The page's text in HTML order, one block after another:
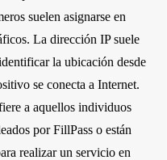
suelen asignarse en
La dirección IP suele
la ubicación desde
se conecta a Internet.
a aquellos individuos
por FillPass o están
realizar un servicio en